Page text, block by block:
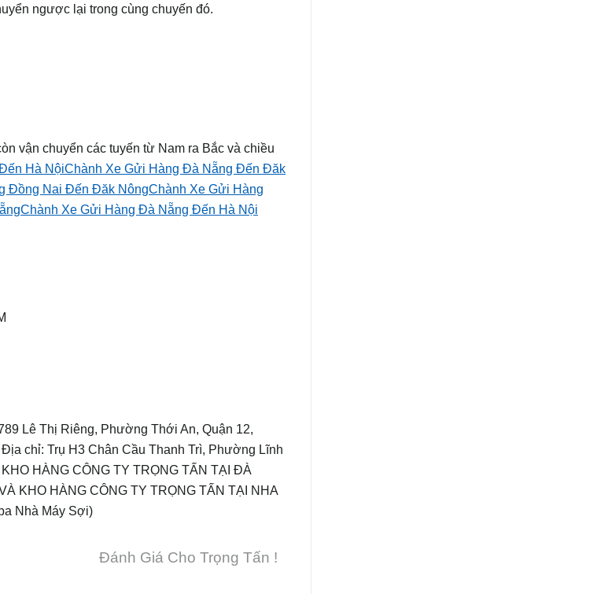
ngược lại trong cùng chuyến đó.
vận chuyển các tuyến từ Nam ra Bắc và chiều
Hà NộiChành Xe Gửi Hàng Đà Nẵng Đến Đăk
Đồng Nai Đến Đăk NôngChành Xe Gửi Hàng
Chành Xe Gửi Hàng Đà Nẵng Đến Hà Nội
Lê Thị Riêng, Phường Thới An, Quận 12,
chỉ: Trụ H3 Chân Cầu Thanh Trì, Phường Lĩnh
HÀNG CÔNG TY TRỌNG TẤN TẠI ĐÀ
KHO HÀNG CÔNG TY TRỌNG TẤN TẠI NHA
Nhà Máy Sợi)
Đánh Giá Cho Trọng Tấn !